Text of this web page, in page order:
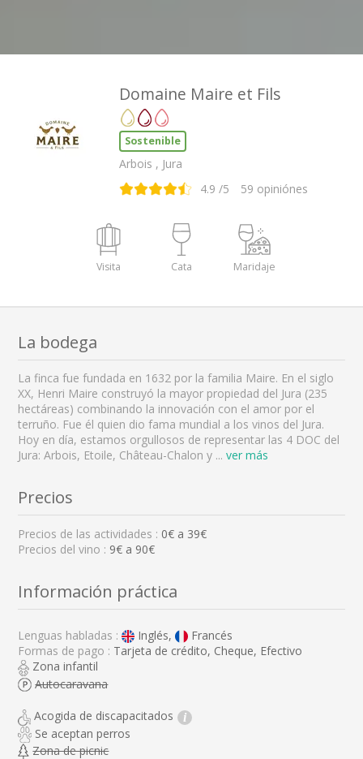
Domaine Maire et Fils
Sostenible
Arbois , Jura
4.9 /5 59 opiniónes
Visita Cata Maridaje
La bodega
La finca fue fundada en 1632 por la familia Maire. En el siglo
XX, Henri Maire construyó la mayor propiedad del Jura (235
hectáreas) combinando la innovación con el amor por el
terruño. Fue él quien dio fama mundial a los vinos del Jura.
Hoy en día, estamos orgullosos de representar las 4 DOC del
Jura: Arbois, Etoile, Château-Chalon y ... ver más
Precios
Precios de las actividades : 0€ a 39€
Precios del vino : 9€ a 90€
Información práctica
Lenguas habladas : Inglés,
Francés
Formas de pago : Tarjeta de crédito, Cheque, Efectivo
Zona infantil
Autocaravana
Acogida de discapacitados i
Se aceptan perros
Zona de picnic